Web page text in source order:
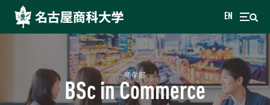
EN
商学部
BSc in Commerce